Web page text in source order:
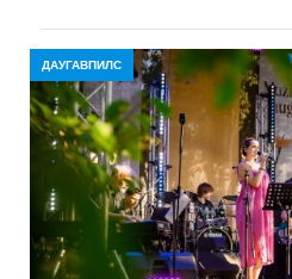
ДАУГАВПИЛС